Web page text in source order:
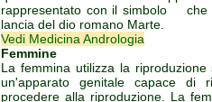
rappresentato con il simbolo
che
lancia del dio romano Marte.
Vedi Medicina Andrologia
Femmine
La femmina utilizza la
un'apparato genitale capace di
procedere alla riproduzione. La